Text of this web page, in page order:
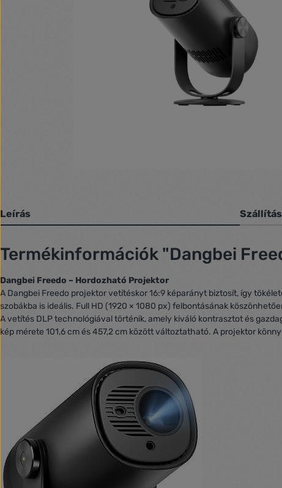
Leírás
Termékinformációk "Dangbei
Dangbei Freedo – Hordozható Projektor
A Dangbei Freedo projektor vetítéskor 16:9 képarányt biztosít, így
szobákba is ideális. Full HD (1920 × 1080 px) felbontásának
A vetítés DLP technológiával történik, amely kiváló kontrasztot és
kép mérete 101,6 cm és 457,2 cm között változtatható. A projektor